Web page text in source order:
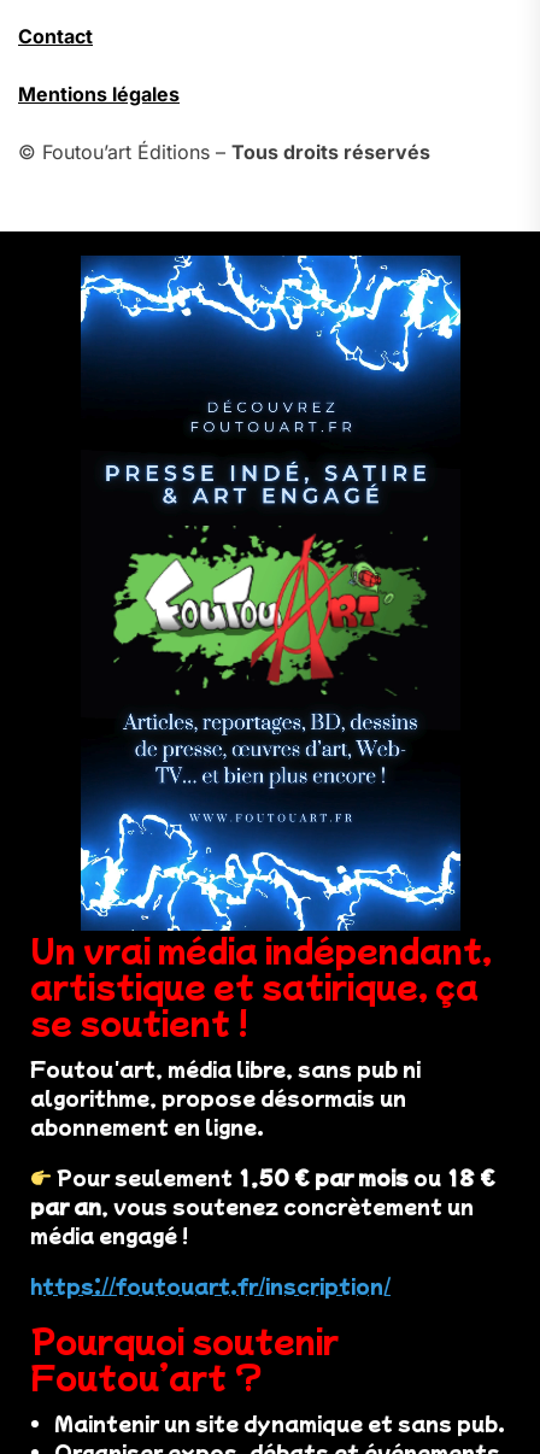
Contact
Mentions légales
© Foutou’art Éditions – Tous droits réservés
Un vrai média indépendant,
artistique et satirique, ça
se soutient !
Foutou'art, média libre, sans pub ni
algorithme, propose désormais un
abonnement en ligne.
Pour seulement 1,50 € par mois ou 18 €
par an, vous soutenez concrètement un
média engagé !
https://foutouart.fr/inscription/
Pourquoi soutenir
Foutou’art ?
Maintenir un site dynamique et sans pub.